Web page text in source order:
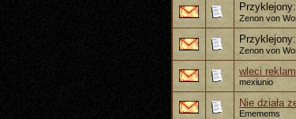
Przyklejony:
Zenon von
Przyklejony:
Zenon von
wleci
mexiunio
Nie działa
Ememems